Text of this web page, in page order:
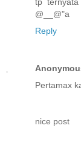
@__@"a
Reply
Pertamax
nice post